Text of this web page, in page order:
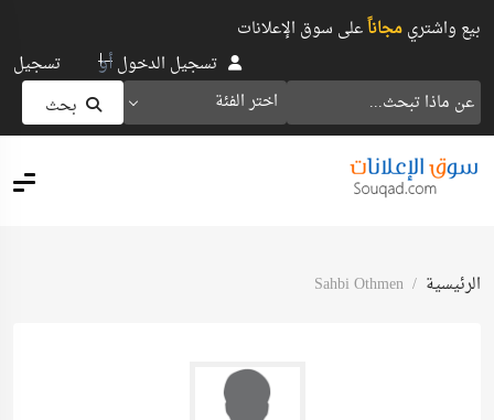
بيع واشتريمجاناًعلى سوق الإعلانات
اختر الفئة بحث
تسجيل الدخولأو تسجيل
الرئيسية Sahbi Othmen